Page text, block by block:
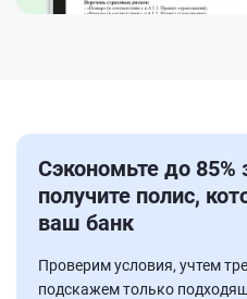
Сэкономьте до 85%
получите полис,
ваш банк
Проверим условия, учтем
подскажем только